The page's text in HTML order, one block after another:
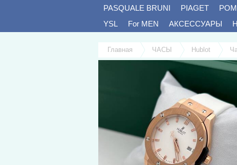
PASQUALE BRUNI
PIAGET
YSL
For MEN АКСЕССУАРЫ
Главная ЧАСЫ Hublot